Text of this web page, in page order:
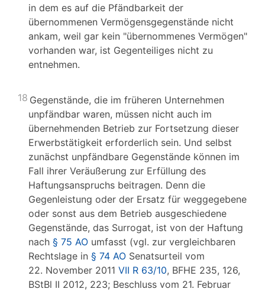
in dem es auf die Pfändbarkeit der
übernommenen Vermögensgegenstände nicht
ankam, weil gar kein "übernommenes Vermögen"
vorhanden war, ist Gegenteiliges nicht zu
entnehmen.
18 Gegenstände, die im früheren Unternehmen
unpfändbar waren, müssen nicht auch im
übernehmenden Betrieb zur Fortsetzung dieser
Erwerbstätigkeit erforderlich sein. Und selbst
zunächst unpfändbare Gegenstände können im
Fall ihrer Veräußerung zur Erfüllung des
Haftungsanspruchs beitragen. Denn die
Gegenleistung oder der Ersatz für weggegebene
oder sonst aus dem Betrieb ausgeschiedene
Gegenstände, das Surrogat, ist von der Haftung
nach § 75 AO umfasst (vgl. zur vergleichbaren
Rechtslage in § 74 AO Senatsurteil vom
22. November 2011 VII R 63/10, BFHE 235, 126,
BStBl II 2012, 223; Beschluss vom 21. Februar